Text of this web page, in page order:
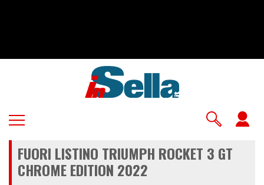
FUORI LISTINO TRIUMPH ROCKET 3 GT
CHROME EDITION 2022